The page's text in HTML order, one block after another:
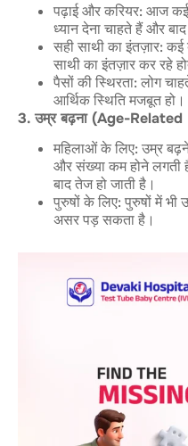
पढ़ाई और करियर: आज कई
ध्यान देना चाहते हैं और
सही साथी का इंतज़ार: कई
साथी का इंतज़ार कर रहे
पैसों की स्थिरता: लोग
आर्थिक स्थिति मजबूत हो।
3. उम्र बढ़ना (Age-
महिलाओं के लिए: उम्र
और संख्या कम होने लगती
बाद तेज हो जाती है।
पुरुषों के लिए: पुरुषों में
असर पड़ सकता है।